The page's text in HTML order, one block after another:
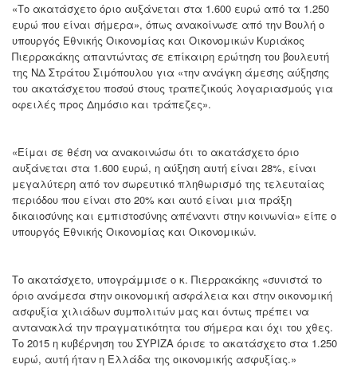
«Το ακατάσχετο όριο αυξάνεται στα 1.600 ευρώ από τα 1.250
ευρώ που είναι σήμερα», όπως ανακοίνωσε από την Βουλή ο
υπουργός Εθνικής Οικονομίας και Οικονομικών Κυριάκος
Πιερρακάκης απαντώντας σε επίκαιρη ερώτηση του βουλευτή
της ΝΔ Στράτου Σιμόπουλου για «την ανάγκη άμεσης αύξησης
του ακατάσχετου ποσού στους τραπεζικούς λογαριασμούς για
οφειλές προς Δημόσιο και τράπεζες».
«Είμαι σε θέση να ανακοινώσω ότι το ακατάσχετο όριο
αυξάνεται στα 1.600 ευρώ, η αύξηση αυτή είναι 28%, είναι
μεγαλύτερη από τον σωρευτικό πληθωρισμό της τελευταίας
περιόδου που είναι στο 20% και αυτό είναι μια πράξη
δικαιοσύνης και εμπιστοσύνης απέναντι στην κοινωνία» είπε ο
υπουργός Εθνικής Οικονομίας και Οικονομικών.
Το ακατάσχετο, υπογράμμισε ο κ. Πιερρακάκης «συνιστά το
όριο ανάμεσα στην οικονομική ασφάλεια και στην οικονομική
ασφυξία χιλιάδων συμπολιτών μας και όντως πρέπει να
αντανακλά την πραγματικότητα του σήμερα και όχι του χθες.
Το 2015 η κυβέρνηση του ΣΥΡΙΖΑ όρισε το ακατάσχετο στα 1.250
ευρώ, αυτή ήταν η Ελλάδα της οικονομικής ασφυξίας.»